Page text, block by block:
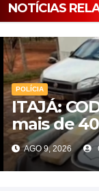
NOTÍCIAS
POLÍCIA
ITAJÁ:
mais de
em r$ 1
AGO 9, 2026